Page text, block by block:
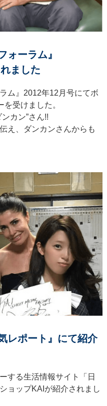
ォーラム』
ました
ム』2012年12月号にてボ
受けました。
カン”さん!!
え、ダンカンさんからも
レポート』にて紹介
する生活情報サイト「日
ョップKAIが紹介されまし